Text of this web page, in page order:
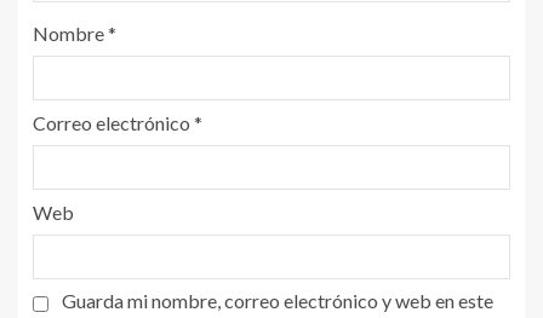
Nombre*
Correo electrónico *
Web
Guarda mi nombre, correo electrónico y web en este